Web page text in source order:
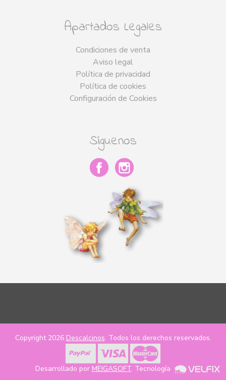
Apartados Legales
Condiciones de venta
Aviso legal
Política de privacidad
Política de cookies
Configuración de Cookies
Síguenos
Copyright 2026 Descalcinos. Todos los derechos reservados.
Desarrollado por MEIGASOFT. Tecnología